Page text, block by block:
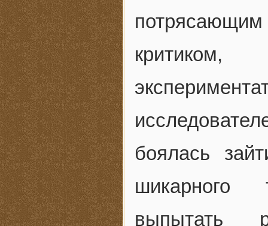
критиком,
боялась
шикарного
выпытать